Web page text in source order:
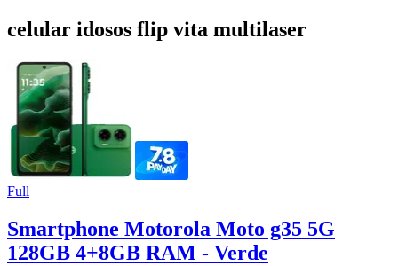
celular idosos flip vita multilaser
Full
Smartphone Motorola Moto g35 5G
128GB 4+8GB RAM - Verde